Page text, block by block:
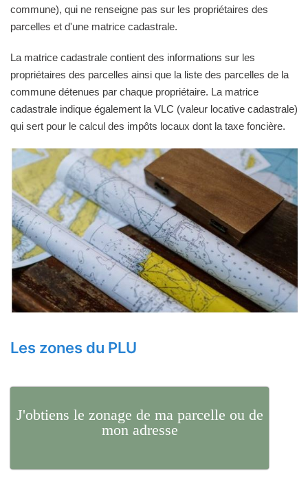
commune), qui ne renseigne pas sur les propriétaires des
parcelles et d'une matrice cadastrale.
La matrice cadastrale contient des informations sur les
propriétaires des parcelles ainsi que la liste des parcelles de la
commune détenues par chaque propriétaire. La matrice
cadastrale indique également la VLC (valeur locative cadastrale)
qui sert pour le calcul des impôts locaux dont la taxe foncière.
Les zones du PLU
J'obtiens le zonage de ma parcelle ou de
mon adresse